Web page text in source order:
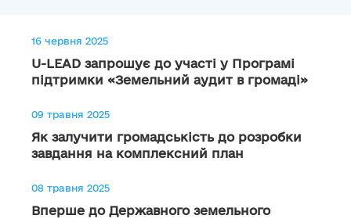
16 червня 2025
U-LEAD запрошує до участі у Програмі
підтримки «Земельний аудит в громаді»
09 травня 2025
Як залучити громадськість до розробки
завдання на комплексний план
08 травня 2025
Вперше до Державного земельного